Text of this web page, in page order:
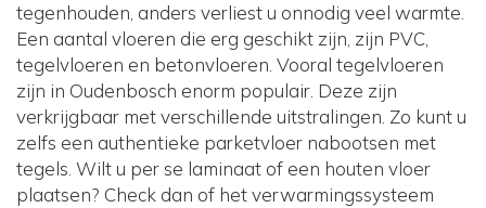
tegenhouden, anders verliest u onnodig veel warmte.
Een aantal vloeren die erg geschikt zijn, zijn PVC,
tegelvloeren en betonvloeren. Vooral tegelvloeren
zijn in Oudenbosch enorm populair. Deze zijn
verkrijgbaar met verschillende uitstralingen. Zo kunt u
zelfs een authentieke parketvloer nabootsen met
tegels. Wilt u per se laminaat of een houten vloer
plaatsen? Check dan of het verwarmingssysteem